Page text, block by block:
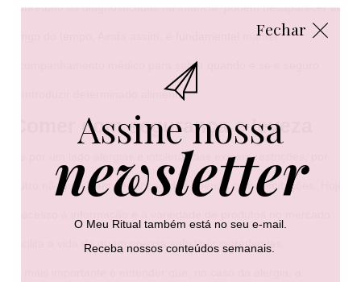
sobretudo as diagnosticadas na infância, podem desaparecer ao
longo do tempo. Ainda assim, é fundamental manter
acompanhamento médico para saber quando e se é seguro
reintroduzir determinado alimento.
Comer com segurança e leveza
Se por um lado alergias e intolerâncias exigem restrições, por
outro não precisam ser encaradas apenas como limitações. Hoje,
facilita a vida de quem precisa substituir ingredientes.
Fechar
Assine nossa
newsletter
O Meu Ritual também está no seu e-mail.
Receba nossos conteúdos semanais.